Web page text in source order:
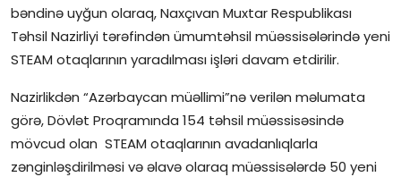
İctimai şura
bəndinə uyğun olaraq, Naxçıvan Muxtar Respublikası
Təhsil Nazirliyi tərəfindən ümumtəhsil müəssisələrində yeni
STEAM otaqlarının yaradılması işləri davam etdirilir.
Nazirlikdən “Azərbaycan müəllimi”nə verilən məlumata
görə, Dövlət Proqramında 154 təhsil müəssisəsində
mövcud olan STEAM otaqlarının avadanlıqlarla
zənginləşdirilməsi və əlavə olaraq müəssisələrdə 50 yeni